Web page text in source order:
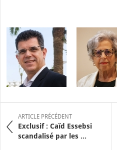
ARTICLE PRÉCÉDENT
Exclusif : Caïd Essebsi
scandalisé par les ...